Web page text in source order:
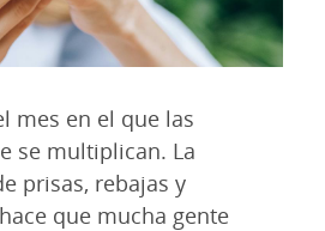
mes en el que las
se multiplican. La
prisas, rebajas y
que mucha gente